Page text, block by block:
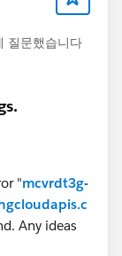
질문했습니다
"mcvrdt3g-
Any ideas